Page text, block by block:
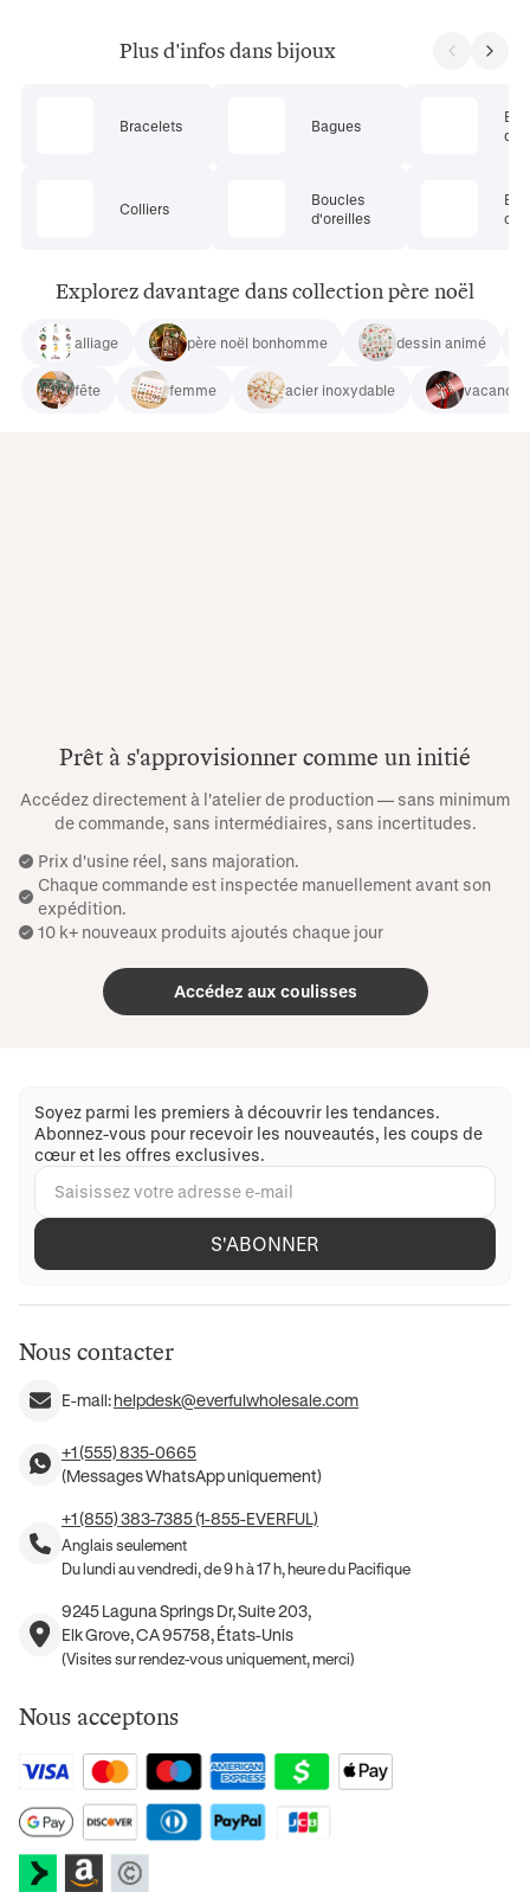
Plus d'infos dans bijoux
Bracelets
Colliers
Bagues
Boucles
d'oreilles
de
Explorez davantage dans collection père noël
alliage père noël bonhomme dessin animé
fête femme acier inoxydable vacances
Prêt à s'approvisionner comme un initié
Accédez directement à l'atelier de production — sans minimum
de commande, sans intermédiaires, sans incertitudes.
Prix ​​d'usine réel, sans majoration.
Chaque commande est inspectée manuellement avant son
expédition.
10 k+ nouveaux produits ajoutés chaque jour
Accédez aux coulisses
Soyez parmi les premiers à découvrir les tendances.
Abonnez-vous pour recevoir les nouveautés, les coups de
cœur et les offres exclusives.
S'ABONNER
Nous contacter
E-mail:helpdesk@everfulwholesale.com
+1 (555) 835-0665
(Messages WhatsApp uniquement)
+1 (855) 383-7385 (1-855-EVERFUL)
Anglais seulement
Du lundi au vendredi, de 9 h à 17 h, heure du Pacifique
9245 Laguna Springs Dr, Suite 203,
Elk Grove, CA 95758, États-Unis
(Visites sur rendez-vous uniquement, merci)
Nous acceptons